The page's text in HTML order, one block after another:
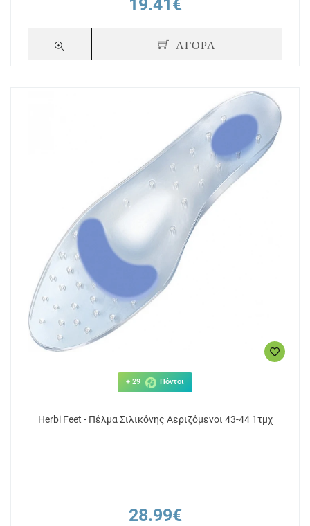
19.41€
ΑΓΟΡΑ
+ 29 Πόντοι
Herbi Feet - Πέλμα Σιλικόνης Αεριζόμενοι 43-44 1τμχ
28.99€